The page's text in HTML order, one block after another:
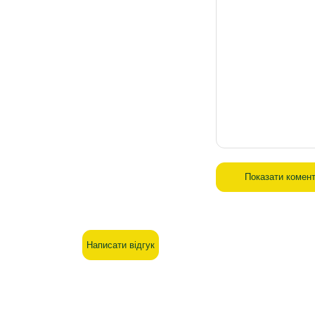
Показати
Написати відгук